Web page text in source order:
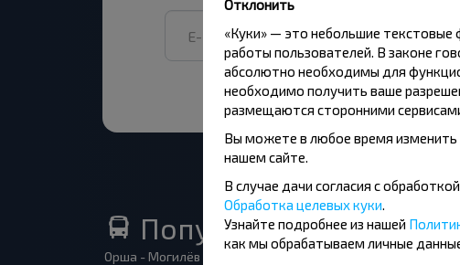
Популярные
Орша - Могилёв
Отклонить
«Куки» — это небольшие
работы пользователей. В законе
абсолютно необходимы для
необходимо получить ваше
размещаются сторонними
Вы можете в любое время изменить
нашем сайте.
В случае дачи согласия с
Обработка целевых куки
Узнайте подробнее из нашей
как мы обрабатываем личные